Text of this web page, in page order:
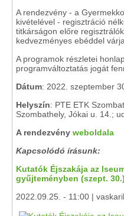
A rendezvény - a
kivételével - regisztráció
titkárságon előre
kedvezményes ebéddel várja.
A programok részletei
programváltoztatás jogát
Dátum: 2022. szeptember
Helyszín: PTE ETK
Szombathely, Jókai u. 14.;
A rendezvény weboldala
Kapcsolódó írásunk:
Kutatók Éjszakája az
gyűjteményben (szept. 30.)
2022.09.25. - 11:00 |